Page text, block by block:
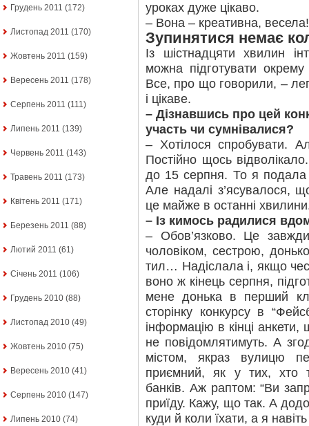
Грудень 2011 (172)
Листопад 2011 (170)
Жовтень 2011 (159)
Вересень 2011 (178)
Серпень 2011 (111)
Липень 2011 (139)
Червень 2011 (143)
Травень 2011 (173)
Квітень 2011 (171)
Березень 2011 (88)
Лютий 2011 (61)
Січень 2011 (106)
Грудень 2010 (88)
Листопад 2010 (49)
Жовтень 2010 (75)
Вересень 2010 (41)
Серпень 2010 (147)
Липень 2010 (74)
уроках дуже цікаво.
– Вона – креативна,
Зупинятися немає
Із шістнадцяти хвилин
можна підготувати
Все, про що говорили, –
і цікаве.
– Дізнавшись про цей
участь чи сумнівалися?
– Хотілося спробувати.
Постійно щось
до 15 серпня. То я подала
Але надалі з’ясувалося,
це майже в останні
– Із кимось радилися
– Обов’язково. Це
чоловіком, сестрою,
тил… Надіслала і, якщо
воно ж кінець серпня,
мене донька в перший
сторінку конкурсу в
інформацію в кінці
не повідомлятимуть. А
містом, якраз вулицю
приємний, як у тих, хто
банків. Аж раптом: “Ви
приїду. Кажу, що так. А
куди й коли їхати, а я